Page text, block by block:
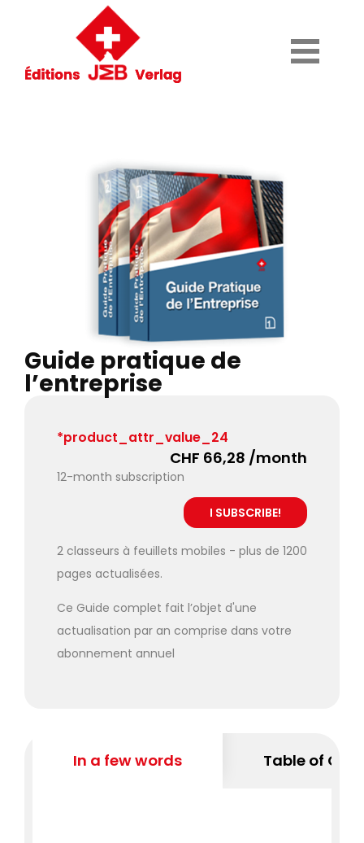
Guide pratique de
l’entreprise
*product_attr_value_24
CHF 66,28 /month
12-month subscription
2 classeurs à feuillets mobiles - plus de 1200
pages actualisées.
Ce Guide complet fait l’objet d'une
actualisation par an comprise dans votre
abonnement annuel
In a few words Table of